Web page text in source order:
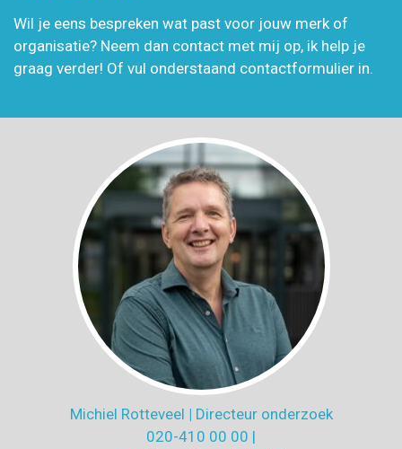
Wil je eens bespreken wat past voor jouw merk of
organisatie? Neem dan contact met mij op, ik help je
graag verder! Of vul onderstaand contactformulier in.
Michiel Rotteveel | Directeur onderzoek
020-410 00 00 |